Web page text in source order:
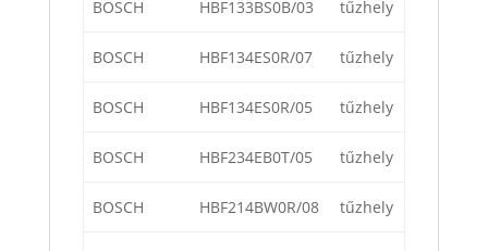
BOSCH HBF133BS0B/03 tűzhely
BOSCH HBF134ES0R/07 tűzhely
BOSCH HBF134ES0R/05 tűzhely
BOSCH HBF234EB0T/05 tűzhely
BOSCH HBF214BW0R/08 tűzhely